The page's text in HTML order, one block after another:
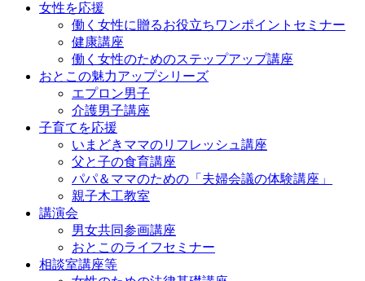
女性を応援
働く女性に贈るお役立ちワンポイントセミナー
健康講座
働く女性のためのステップアップ講座
おとこの魅力アップシリーズ
エプロン男子
介護男子講座
子育てを応援
いまどきママのリフレッシュ講座
父と子の食育講座
パパ＆ママのための「夫婦会議の体験講座」
親子木工教室
講演会
男女共同参画講座
おとこのライフセミナー
相談室講座等